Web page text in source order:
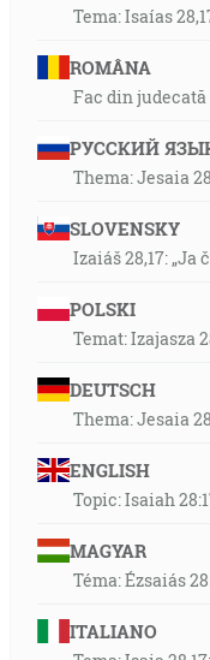
Tema: Isaías
ROMÂNA
Fac din
РУССКИЙ
Thema: Jesaia
SLOVENSKY
Izaiáš 28,17:
POLSKI
Temat: Izajasza
DEUTSCH
Thema: Jesaia
ENGLISH
Topic: Isaiah
MAGYAR
Téma: Ézsaiás
ITALIANO